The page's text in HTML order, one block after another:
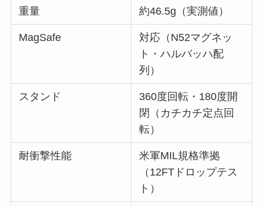
重量 約46.5g（実測値）
MagSafe
対応（N52マグネッ
ト・ハルバッハ配
列）
スタンド
360度回転・180度開
閉（カチカチ定点回
転）
耐衝撃性能
米軍MIL規格準拠
（12FTドロップテス
ト）